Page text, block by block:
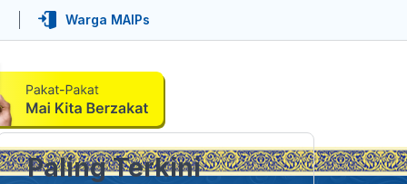
Warga MAIPs
Paling Terkini